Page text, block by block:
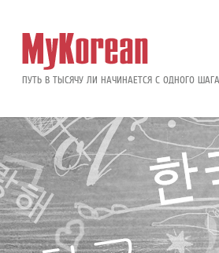
ПУТЬ В ТЫСЯЧУ ЛИ НАЧИНАЕТСЯ С ОДНОГО ШАГА